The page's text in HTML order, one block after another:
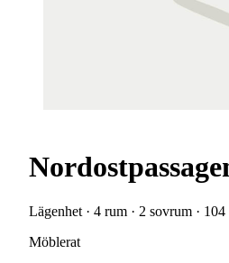
Lägenhet · 4 rum · 2 sovrum · 104
Möblerat